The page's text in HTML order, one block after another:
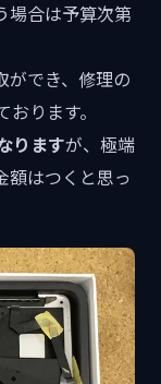
場合は予算次第
ができ、修理の
ります。
りますが、極端
額はつくと思っ